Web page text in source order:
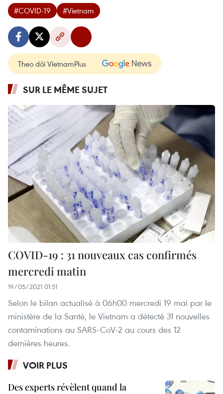
#COVID-19 #Vietnam
Theo dõi VietnamPlus
SUR LE MÊME SUJET
COVID-19 : 31 nouveaux cas confirmés
mercredi matin
19/05/2021 01:51
Selon le bilan actualisé à 06h00 mercredi 19 mai par le
ministère de la Santé, le Vietnam a détecté 31 nouvelles
contaminations au SARS-CoV-2 au cours des 12
dernières heures.
VOIR PLUS
Des experts révèlent quand la